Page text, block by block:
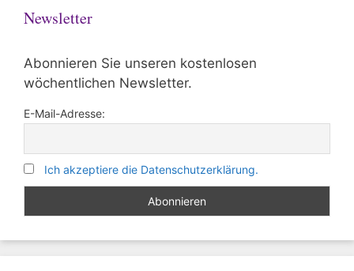
Newsletter
Abonnieren Sie unseren kostenlosen
wöchentlichen Newsletter.
E-Mail-Adresse:
Ich akzeptiere die Datenschutzerklärung.